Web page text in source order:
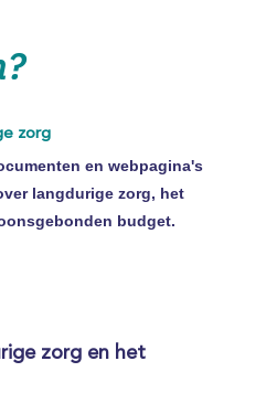
zorg
en webpagina's
langdurige zorg, het
budget.
zorg en het